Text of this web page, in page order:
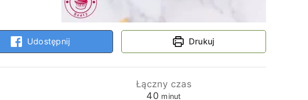
Udostępnij Drukuj
Łączny czas
40minuty
minut